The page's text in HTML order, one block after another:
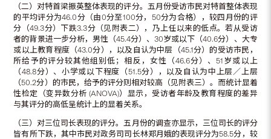
（二）对特首梁振英整体表现的评分。五月份受访市民对特首整体表现
的平均评分为46.0分（由0分至100分，50分为合格），较四月份的评
分（49.3分）下跌3.3分（见附表二），乃上任以来的低点。若从受访
者的背景进一步分析，男性（45.4分）、30岁或以下（40.6分）、大专
或以上教育程度（43.0分），以及自认为中层（45.1分）的受访市民，
所给予的评分较其他组别低；相反，女性（46.6分）、51岁或以上
（48.8分）、小学或以下程度（51.5分），以及自认为中上层／上层
（50.2分）的市民，给予的评分则相对较高（见附表三）。而统计显着
性检定（变异数分析 (ANOVA)）显示，受访者年龄及教育程度的差异
与其评分的高低呈统计上的显着关系。
（三）对三位司长表现的评分。五月份的调查亦显示，三位司长的评分
皆有所下跌，其中市民对政务司司长林郑月娥的表现评分为58.5分，较